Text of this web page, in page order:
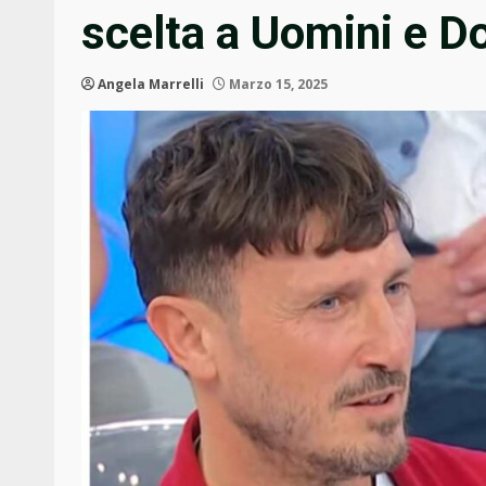
scelta a Uomini e
Angela Marrelli Marzo 15, 2025